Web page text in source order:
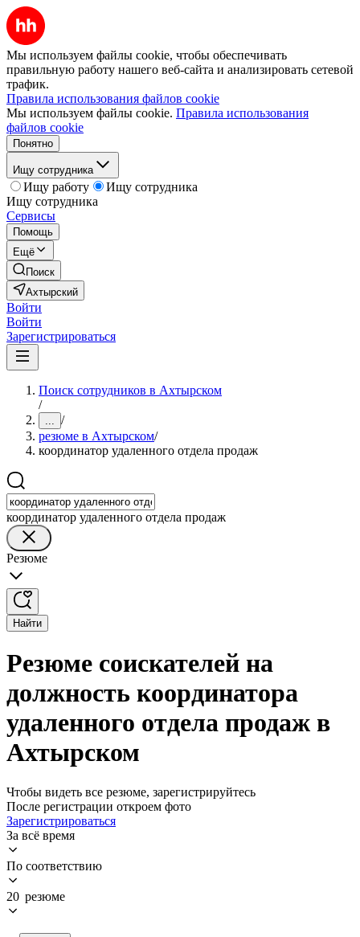
Мы используем файлы cookie, чтобы обеспечивать
правильную работу нашего веб-сайта и анализировать сетевой
трафик.
Правила использования файлов cookie
Мы используем файлы cookie. Правила использования
файлов cookie
Понятно
Ищу сотрудника
Ищу работу
Ищу сотрудника
Ищу сотрудника
Сервисы
Помощь
Ещё
Поиск
Ахтырский
Войти
Войти
Зарегистрироваться
Поиск сотрудников в Ахтырском
/
... /
резюме в Ахтырском/
координатор удаленного отдела продаж
координатор удаленного отдела продаж
Резюме
Найти
Резюме соискателей на
должность координатора
удаленного отдела продаж в
Ахтырском
Чтобы видеть все резюме, зарегистрируйтесь
После регистрации откроем фото
Зарегистрироваться
За всё время
По соответствию
20 резюме